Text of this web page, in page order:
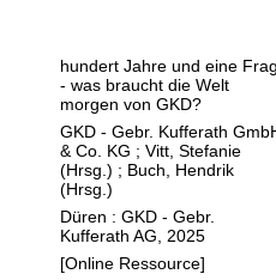
2
0
2
5
hundert Jahre und eine
- was braucht die Welt
morgen von GKD?
GKD - Gebr. Kufferath
& Co. KG ; Vitt, Stefanie
(Hrsg.) ; Buch, Hendrik
(Hrsg.)
Düren : GKD - Gebr.
Kufferath AG, 2025
[Online Ressource]